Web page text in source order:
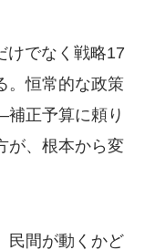
けでなく戦略17
。恒常的な政策
正予算に頼り
が、根本から変
民間が動くかど